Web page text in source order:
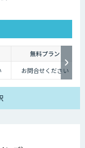
無料プラン
お問合せください